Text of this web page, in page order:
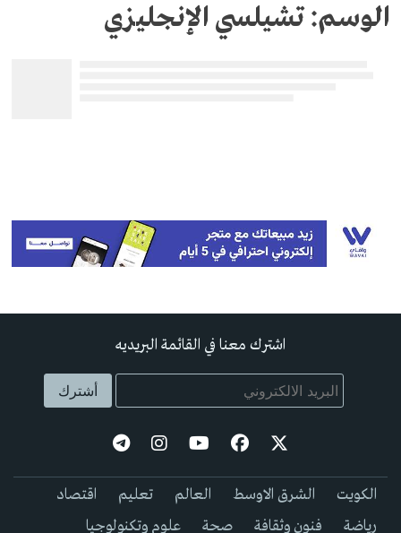
الوسم:تشيلسي الإنجليزي
اشترك معنا في القائمة البريديه
الكويت الشرق الاوسط العالم تعليم
اقتصاد
رياضة
فنون وثقافة صحة علوم وتكنولوجيا